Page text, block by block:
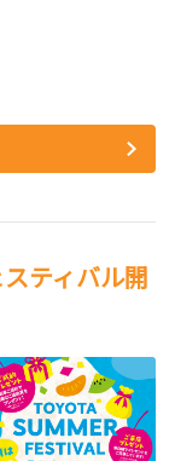
ティバル開